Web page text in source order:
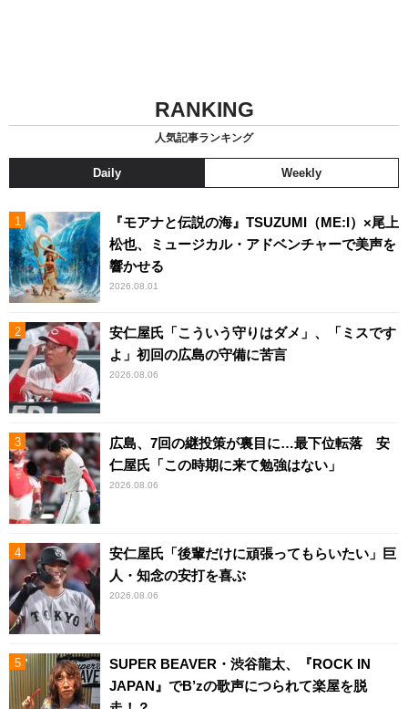
RANKING
人気記事ランキング
Daily Weekly
『モアナと伝説の海』TSUZUMI（ME:I）×尾上
松也、ミュージカル・アドベンチャーで美声を
響かせる
2026.08.01
安仁屋氏「こういう守りはダメ」、「ミスです
よ」初回の広島の守備に苦言
2026.08.06
広島、7回の継投策が裏目に…最下位転落 安
仁屋氏「この時期に来て勉強はない」
2026.08.06
安仁屋氏「後輩だけに頑張ってもらいたい」巨
人・知念の安打を喜ぶ
2026.08.06
SUPER BEAVER・渋谷龍太、『ROCK IN
JAPAN』でB’zの歌声につられて楽屋を脱